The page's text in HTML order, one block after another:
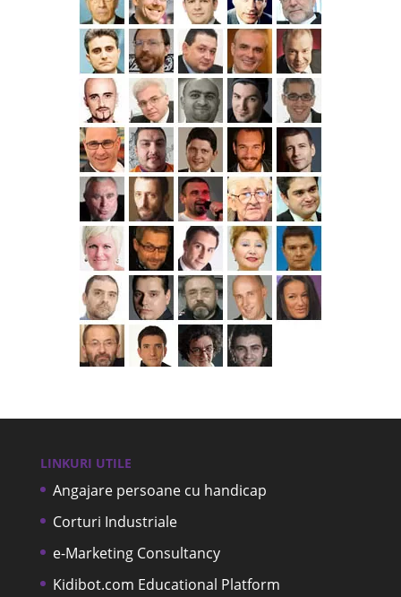
LINKURI UTILE
Angajare persoane cu handicap
Corturi Industriale
e-Marketing Consultancy
Kidibot.com Educational Platform